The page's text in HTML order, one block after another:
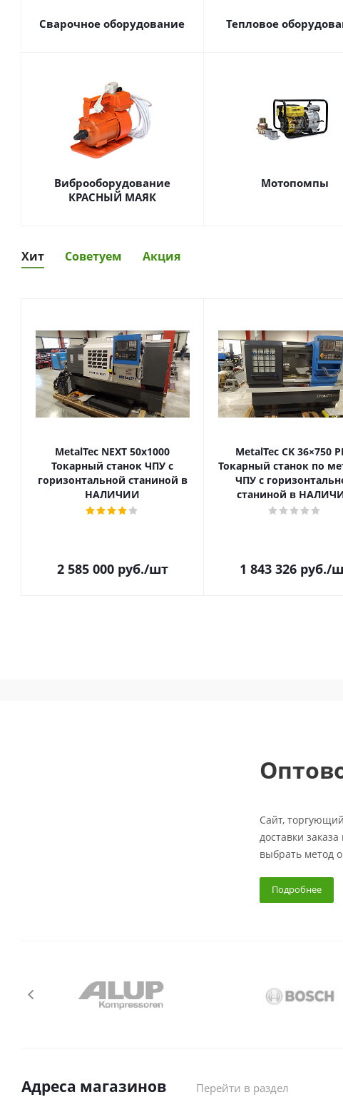
Сварочное оборудование Тепловое
Виброоборудование
КРАСНЫЙ МАЯК
Мотопомпы
Хит Советуем Акция
MetalTec NEXT 50x1000
Токарный станок ЧПУ с
горизонтальной станиной в
НАЛИЧИИ
2 585 000руб./шт
MetalTec CK 36×750
Токарный станок по
ЧПУ с
станиной в
1 843 326руб./
Сайт,
доставки
выбрать метод
Подробнее
Адреса магазинов Перейти в раздел